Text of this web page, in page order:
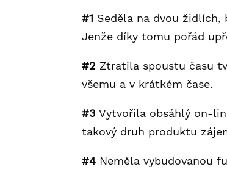
#1 Seděla na dvou
Jenže díky tomu pořád
#2 Ztratila spoustu času
všemu a v krátkém čase.
#3 Vytvořila obsáhlý on-
takový druh produktu
#4 Neměla vybudovanou